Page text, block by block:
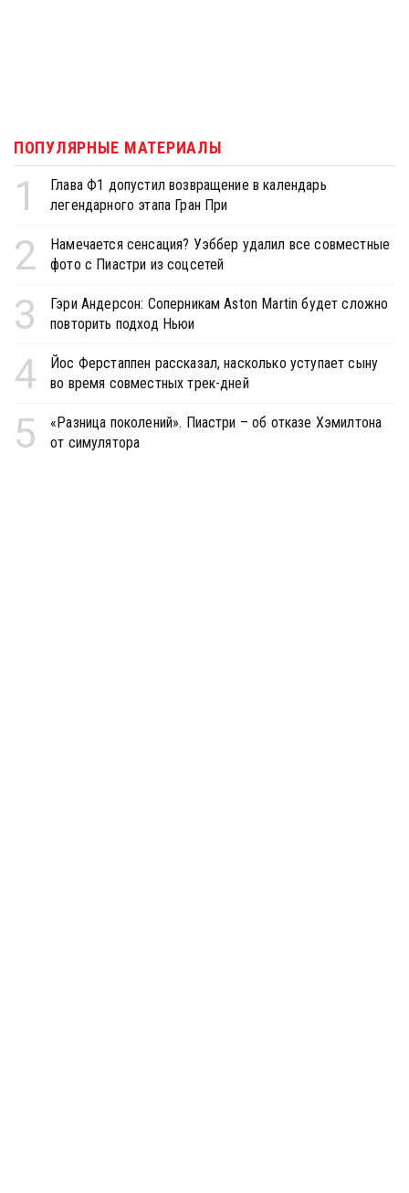
ПОПУЛЯРНЫЕ МАТЕРИАЛЫ
1
Глава Ф1 допустил возвращение в календарь
легендарного этапа Гран При
2
Намечается сенсация? Уэббер удалил все совместные
фото с Пиастри из соцсетей
3
Гэри Андерсон: Соперникам Aston Martin будет сложно
повторить подход Ньюи
4
Йос Ферстаппен рассказал, насколько уступает сыну
во время совместных трек-дней
5
«Разница поколений». Пиастри – об отказе Хэмилтона
от симулятора